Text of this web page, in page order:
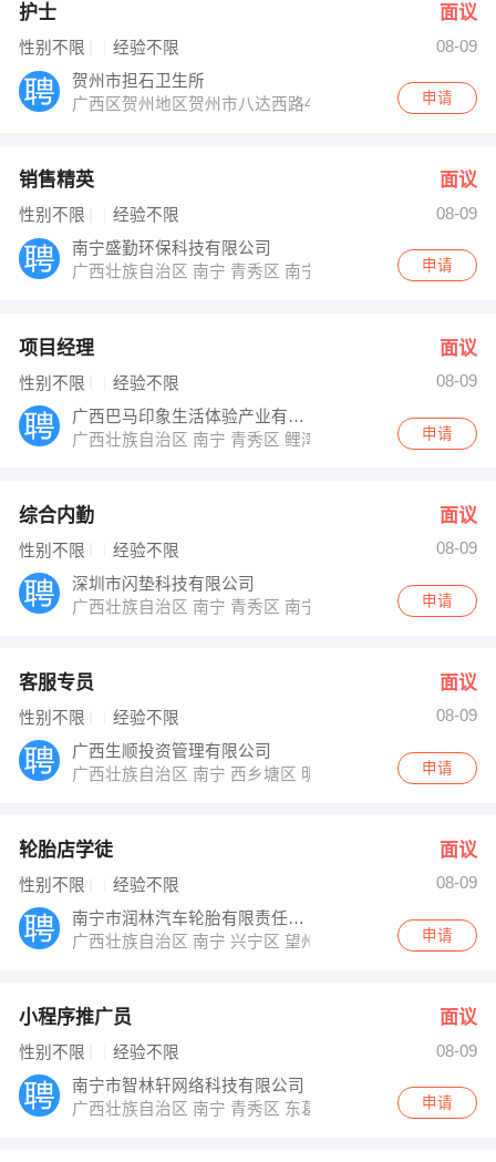
护士 面议
性别不限 经验不限
08-09
贺州市担石卫生所
广西区贺州地区贺州市八达西路486号
申请
销售精英 面议
性别不限 经验不限
08-09
南宁盛勤环保科技有限公司
广西壮族自治区 南宁 青秀区 南宁青秀区新竹街道民族大
申请
项目经理 面议
性别不限 经验不限
08-09
广西巴马印象生活体验产业有限公司
广西壮族自治区 南宁 青秀区 鲤湾路1号1503
申请
综合内勤 面议
性别不限 经验不限
08-09
深圳市闪垫科技有限公司
广西壮族自治区 南宁 青秀区 南宁市丽原天际4206
申请
客服专员 面议
性别不限 经验不限
08-09
广西生顺投资管理有限公司
广西壮族自治区 南宁 西乡塘区 明秀东路171号明湖大厦
申请
轮胎店学徒 面议
性别不限 经验不限
08-09
南宁市润林汽车轮胎有限责任公司
广西壮族自治区 南宁 兴宁区 望州路249号21-24号优科
申请
小程序推广员 面议
性别不限 经验不限
08-09
南宁市智林轩网络科技有限公司
广西壮族自治区 南宁 青秀区 东葛路24-8号凯丰大厦23楼
申请